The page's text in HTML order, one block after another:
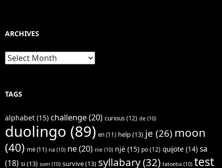
ARCHIVES
Archives
TAGS
alphabet (15) challenge(20) curious(12) de (10)
duolingo (89) en (11) help(13) je (26) moon
(40) më (11) na (10) ne(20) nie (10) një (15) po(12) quijote (14) sa
(18) si(13) som (10) survive(13) syllabary(32) tatoeba (10) test